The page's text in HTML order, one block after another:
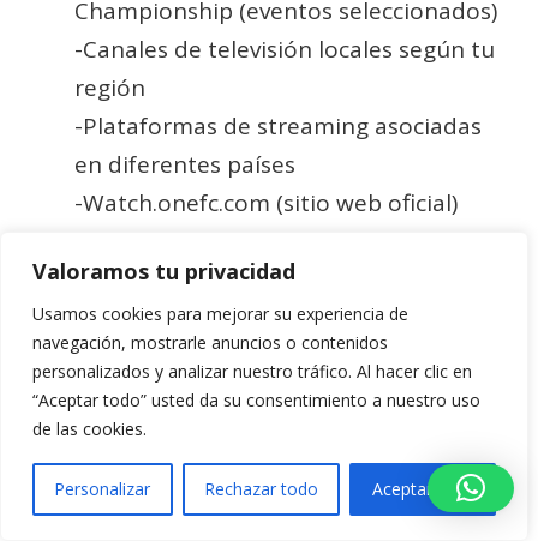
Valoramos tu privacidad
Usamos cookies para mejorar su experiencia de
navegación, mostrarle anuncios o contenidos
personalizados y analizar nuestro tráfico. Al hacer clic en
“Aceptar todo” usted da su consentimiento a nuestro uso
de las cookies.
Personalizar Rechazar todo Aceptar todo
Championship (eventos seleccionados)
-Canales de televisión locales según tu
región
-Plataformas de streaming asociadas
en diferentes países
-Watch.onefc.com (sitio web oficial)
¿Qué países han tenido
más campeones de ONE
Championship?
Los países con más campeones
Brasil: Múltiples campeones en MMA